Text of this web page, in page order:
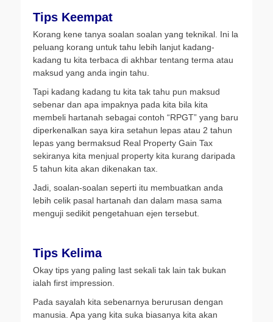
Tips Keempat
Korang kene tanya soalan soalan yang teknikal. Ini la
peluang korang untuk tahu lebih lanjut kadang-
kadang tu kita terbaca di akhbar tentang terma atau
maksud yang anda ingin tahu.
Tapi kadang kadang tu kita tak tahu pun maksud
sebenar dan apa impaknya pada kita bila kita
membeli hartanah sebagai contoh “RPGT” yang baru
diperkenalkan saya kira setahun lepas atau 2 tahun
lepas yang bermaksud Real Property Gain Tax
sekiranya kita menjual property kita kurang daripada
5 tahun kita akan dikenakan tax.
Jadi, soalan-soalan seperti itu membuatkan anda
lebih celik pasal hartanah dan dalam masa sama
menguji sedikit pengetahuan ejen tersebut.
Tips Kelima
Okay tips yang paling last sekali tak lain tak bukan
ialah first impression.
Pada sayalah kita sebenarnya berurusan dengan
manusia. Apa yang kita suka biasanya kita akan